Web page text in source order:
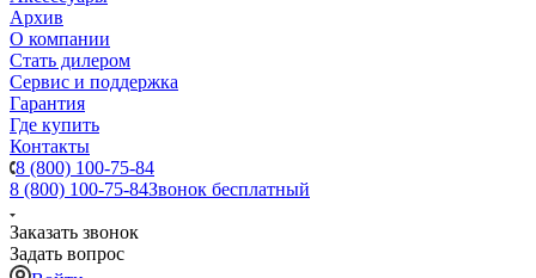
Архив
О компании
Стать дилером
Сервис и поддержка
Гарантия
Где купить
Контакты
8 (800) 100-75-84
8 (800) 100-75-84Звонок бесплатный
Заказать звонок
Задать вопрос